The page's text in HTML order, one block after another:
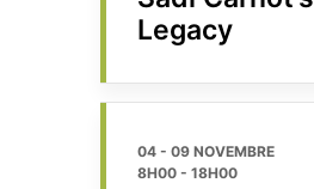
Legacy
04 - 09 NOVEMBRE
8H00 - 18H00